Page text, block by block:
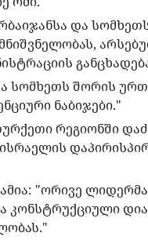
და
სომხეთს შორის
ნაბიჯები."
რეგიონში
"ორივე
კონსტრუქციული